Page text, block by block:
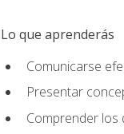
Lo que aprenderás
Comunicarse
Presentar
Comprender